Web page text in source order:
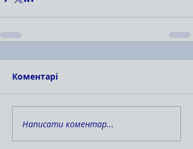
Коментарі
Написати коментар...